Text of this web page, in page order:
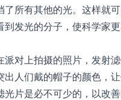
了所有其他的光。这样就
到发光的分子，使科学家
派对上拍摄的照片，发射
出人们戴的帽子的颜色，
光片是必不可少的，以改